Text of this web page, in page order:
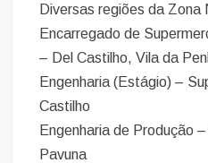
Diversas regiões da Zona
Encarregado de
– Del Castilho, Vila da
Engenharia (Estágio) –
Castilho
Engenharia de Produção
Pavuna